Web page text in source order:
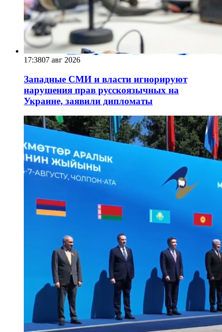
17:3807 авг 2026
Западные СМИ и власти игнорируют
нарушения прав русскоязычных на
Украине, заявили дипломаты